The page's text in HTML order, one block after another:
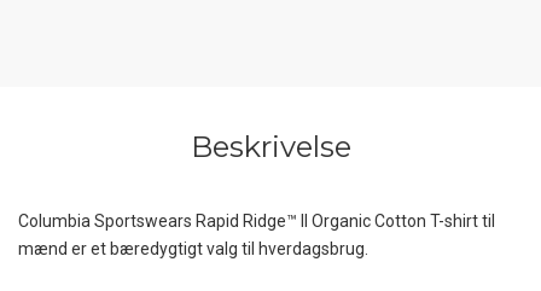
Beskrivelse
Columbia Sportswears Rapid Ridge™ II Organic Cotton T-shirt til
mænd er et bæredygtigt valg til hverdagsbrug.